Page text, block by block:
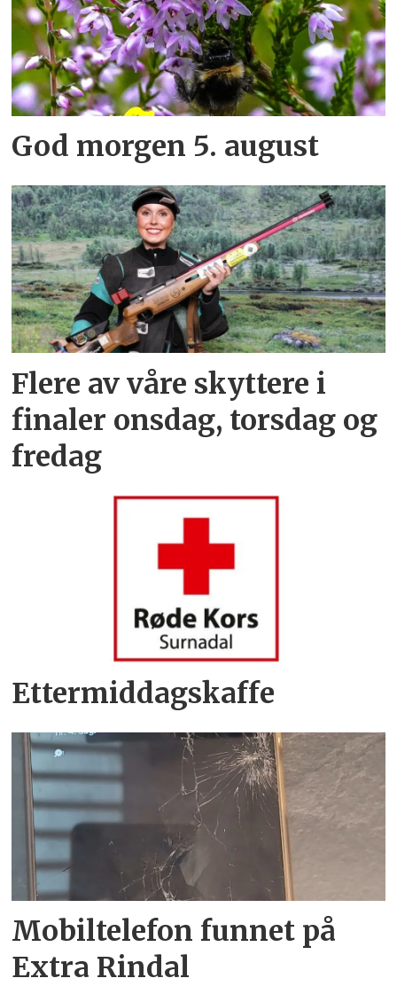
God morgen 5. august
Flere av våre skyttere i
finaler onsdag, torsdag og
fredag
Ettermiddagskaffe
Mobiltelefon funnet på
Extra Rindal